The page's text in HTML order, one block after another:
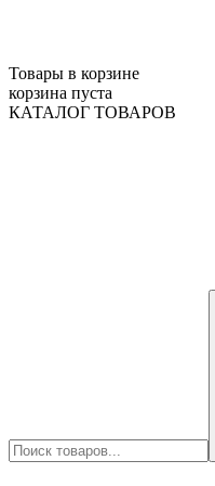
Товары в корзине
корзина пуста
КАТАЛОГ ТОВАРОВ